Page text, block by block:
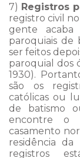
7) Registros
registro civil no
gente
paroquiais de
ser feitos
paroquial dos
1930).
são os
católicas ou
de batismo
encontre o
casamento
residência
registros